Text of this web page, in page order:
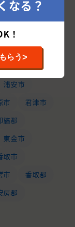
業者を探す
市
田市
成田市
浦安市
市
君津市
旛郡
東金市
取市
市
香取郡
房郡
なる？
！
らう>